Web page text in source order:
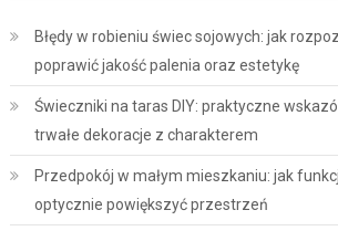
Błędy w robieniu świec sojowych: jak
poprawić jakość palenia oraz estetykę
Świeczniki na taras DIY: praktyczne
trwałe dekoracje z charakterem
Przedpokój w małym mieszkaniu: jak
optycznie powiększyć przestrzeń